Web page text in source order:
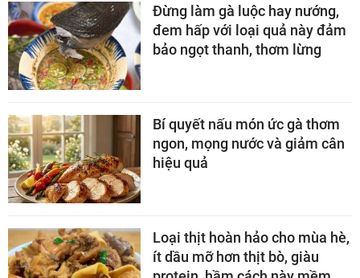
Đừng làm gà luộc hay nướng,
đem hấp với loại quả này đảm
bảo ngọt thanh, thơm lừng
Bí quyết nấu món ức gà thơm
ngon, mọng nước và giảm cân
hiệu quả
Loại thịt hoàn hảo cho mùa hè,
ít dầu mỡ hơn thịt bò, giàu